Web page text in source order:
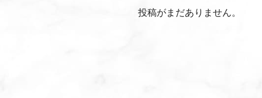
投稿がまだありません。